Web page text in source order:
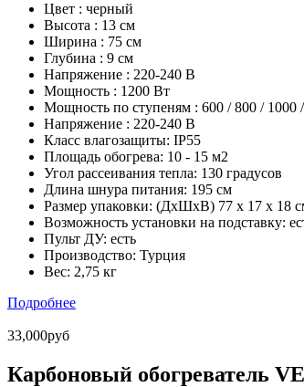
Цвет : черный
Высота : 13 см
Ширина : 75 см
Глубина : 9 см
Напряжение : 220-240 В
Мощность : 1200 Вт
Мощность по ступеням : 600 / 800 / 1000
Напряжение : 220-240 В
Класс влагозащиты: IP55
Площадь обогрева: 10 - 15 м2
Угол рассеивания тепла: 130 градусов
Длина шнура питания: 195 см
Размер упаковки: (ДхШхВ) 77 х 17 х 18
Возможность установки на подставку:
Пульт ДУ: есть
Производство: Турция
Вес: 2,75 кг
Подробнее
33,000руб
Карбоновый обогреватель